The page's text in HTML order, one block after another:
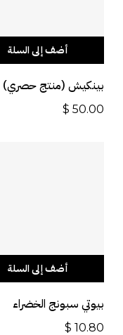
أضف إلى السلة
بينكيش (منتج حصري)
$ 50.00
أضف إلى السلة
بيوتي سبونج الخضراء
$ 10.80